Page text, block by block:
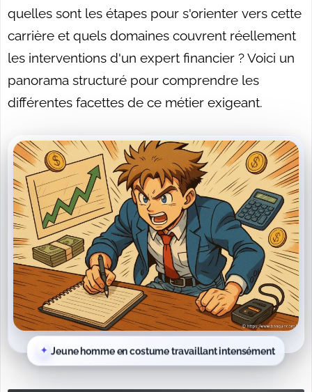
quelles sont les étapes pour s'orienter vers cette
carrière et quels domaines couvrent réellement
les interventions d'un expert financier ? Voici un
panorama structuré pour comprendre les
différentes facettes de ce métier exigeant.
Jeune homme en costume travaillant intensément